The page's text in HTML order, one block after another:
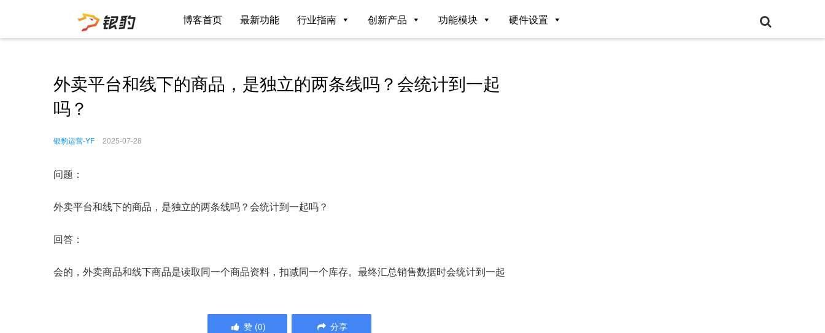
博客首页 最新功能 行业指南 创新产品 功能模块 硬件设置
外卖平台和线下的商品，是独立的两条线吗？会统计到一起
吗？
银豹运营-YF 2025-07-28
问题：
外卖平台和线下的商品，是独立的两条线吗？会统计到一起吗？
回答：
会的，外卖商品和线下商品是读取同一个商品资料，扣减同一个库存。最终汇总销售数据时会统计到一起
赞 (0) 分享